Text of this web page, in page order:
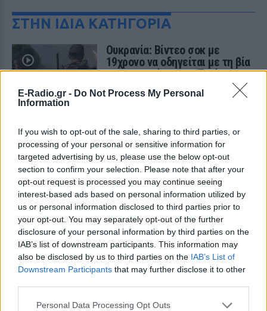
E-Radio.gr - Do Not Process My Personal
Information
If you wish to opt-out of the sale, sharing to third parties, or
processing of your personal or sensitive information for
targeted advertising by us, please use the below opt-out
section to confirm your selection. Please note that after your
opt-out request is processed you may continue seeing
interest-based ads based on personal information utilized by
us or personal information disclosed to third parties prior to
your opt-out. You may separately opt-out of the further
disclosure of your personal information by third parties on the
IAB’s list of downstream participants. This information may
also be disclosed by us to third parties on the IAB’s List of
Downstream Participants that may further disclose it to other
Personal Data Processing Opt Outs
ΣΤΗΝ ΙΔΙΑ ΚΑΤΗΓΟΡΙΑ
Ουκρανία: Βίντεο σοκ με
19χρονο να οδηγείται με τη βία
για επιστράτευση ‑ Τι είναι το
«busification»
επιστράτευση στην Ουκρανία
επαναφέρει τη συζήτηση για το λεγόμενο
«busification».
Ουκρανία: Βίντεο σοκ με
19χρονο να οδηγείται με τη βία
για επιστράτευση ‑ Τι είναι το
«busification»
ΣΉΜΕΡΑ
Βίντεο που φέρεται να δείχνει βίαιη
μεταφορά άνδρα για στρατιωτική
επιστράτευση στην Ουκρανία
επαναφέρει τη συζήτηση για το λεγόμενο
Πάρο: 4χρονος έχασε τη ζωή